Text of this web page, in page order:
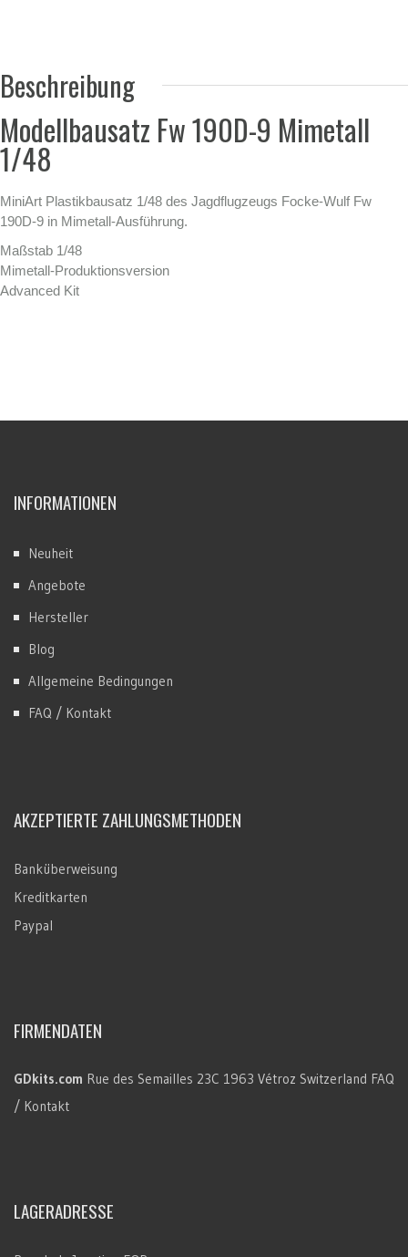
Beschreibung
Modellbausatz Fw 190D-9 Mimetall
1/48
MiniArt Plastikbausatz 1/48 des Jagdflugzeugs Focke-Wulf Fw
190D-9 in Mimetall-Ausführung.
Maßstab 1/48
Mimetall-Produktionsversion
Advanced Kit
INFORMATIONEN
Neuheit
Angebote
Hersteller
Blog
Allgemeine Bedingungen
FAQ / Kontakt
AKZEPTIERTE ZAHLUNGSMETHODEN
Banküberweisung
Kreditkarten
Paypal
FIRMENDATEN
GDkits.com Rue des Semailles 23C 1963 Vétroz Switzerland FAQ
/ Kontakt
LAGERADRESSE